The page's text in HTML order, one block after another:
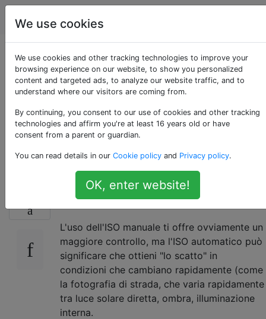
fotografia
Quali sono i vantaggi
e gli svantaggi
dell'utilizzo dell'auto
ISO su una DSLR?
Quali sono i vantaggi e gli svantaggi
dell'utilizzo dell'auto ISO su una DSLR?
L'uso dell'ISO manuale ti offre ovviamente un
maggiore controllo, ma l'ISO automatico può
significare che ottieni "lo scatto" in
condizioni che cambiano rapidamente (come
la fotografia di strada, che varia rapidamente
tra luce solare diretta, ombra, illuminazione
interna.
We use cookies
We use cookies and other tracking technologies to improve your
browsing experience on our website, to show you personalized
content and targeted ads, to analyze our website traffic, and to
understand where our visitors are coming from.
By continuing, you consent to our use of cookies and other tracking
technologies and affirm you're at least 16 years old or have
consent from a parent or guardian.
You can read details in our Cookie policy and Privacy policy.
OK, enter website!